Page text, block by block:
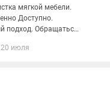
мягкой мебели.
Доступно.
подход. Обращаться
20 июля